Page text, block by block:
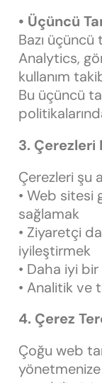
• Üçüncü
Bazı
Analytics,
kullanım
Bu üçüncü
3. Çerezleri
Çerezleri şu
• Web sitesi
sağlamak
• Ziyaretçi
iyileştirmek
• Daha iyi
• Analitik ve
4. Çerez
Çoğu web
yönetmenize